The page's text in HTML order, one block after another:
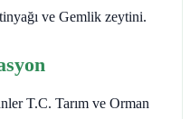
ve Gemlik zeytini.
T.C. Tarım ve Orman